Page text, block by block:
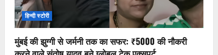
हिन्दी स्टोरी
मुंबई की झुग्गी से जर्मनी तक का सफर: ₹5000 की नौकरी